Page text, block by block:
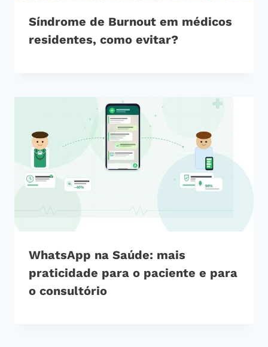
Síndrome de Burnout em médicos
residentes, como evitar?
WhatsApp na Saúde: mais
praticidade para o paciente e para
o consultório